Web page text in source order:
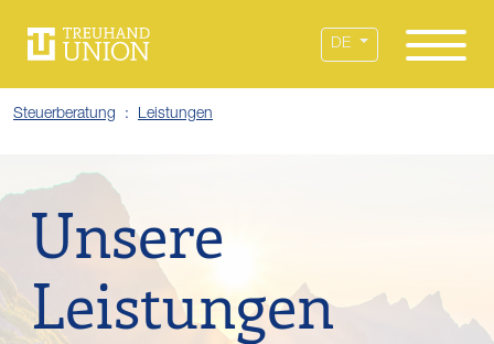
DE
Steuerberatung Leistungen
Unsere
Leistungen